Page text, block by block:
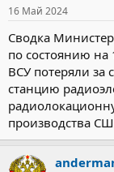
16 Май 2024
Сводка
по состоянию на
ВСУ потеряли за
станцию
производства